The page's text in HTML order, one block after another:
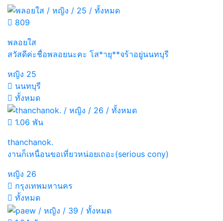
809
พลอยใส
สวัสดีค่ะชื่อพลอยนะคะ โส*ายุ**จร้าอยู่นนทบุรี
หญิง 25
นนทบุรี
ทั้งหมด
1.06 พัน
thanchanok.
งานก็เหนื่อนขอเที่ยวหน่อยเถอะ(serious cony)
หญิง 26
กรุงเทพมหานคร
ทั้งหมด